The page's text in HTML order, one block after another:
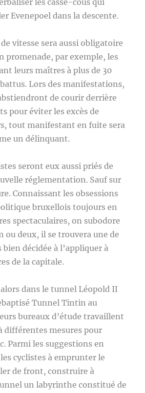
les casse-cous qui
Evenepoel dans la descente.
vitesse sera aussi obligatoire
promenade, par exemple, les
leurs maîtres à plus de 30
Lors des manifestations,
de courir derrière
pour éviter les excès de
tout manifestant en fuite sera
un délinquant.
seront eux aussi priés de
réglementation. Sauf sur
Connaissant les obsessions
bruxellois toujours en
spectaculaires, on subodore
ou deux, il se trouvera une de
bien décidée à l’appliquer à
de la capitale.
dans le tunnel Léopold II
Tunnel Tintin au
bureaux d’étude travaillent
différentes mesures pour
Parmi les suggestions en
cyclistes à emprunter le
de front, construire à
un labyrinthe constitué de